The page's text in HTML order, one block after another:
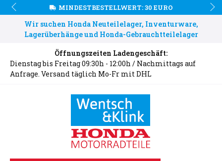
MINDESTBESTELLWERT: 30 EURO
Wir suchen Honda Neuteilelager, Inventurware,
Lagerüberhänge und Honda-Gebrauchtteilelager
Öffnungszeiten Ladengeschäft:
Dienstag bis Freitag 09:30h - 12:00h / Nachmittags auf
Anfrage. Versand täglich Mo-Fr mit DHL